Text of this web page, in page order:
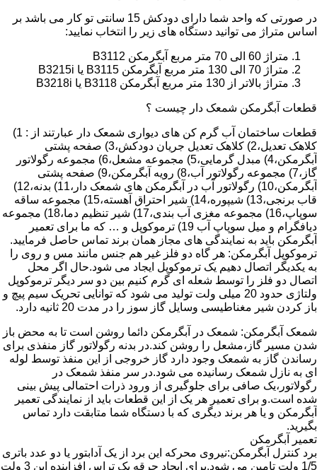
در صورتی که واحد شما دارای دودکش 15 سانتی تو کار می باشد بر
اساس متراژ می توانید دستگاه های زیر را انتخاب نمایید:
متراژ 60 الی 70 متر مربع آبگرمکن B3112
متراژ 70 الی 130 متر مربع آبگرمکن B3115 یا B3215i
متراژ بالاتر از 130 متر مربع آبگرمکن B3118 یا B3218i
قطعات آبگرمکن شمعک دار چیست ؟
قطعات ساختمان آب گرم کن های دیواری شمعک دار عبارتند از : 1)
کلاهک تعدیل،2) کلاهک تعدیل جریان دودکش،3) صفحه پشتی
آبگرمکن،4) مبدل گرمایی،5) مجموعه مشعل،6) مجموعه رگولاتور
گاز،7) مجموعه رگولاتور آب،8) رویه آبگرمکن،9) صفحه پشتی
آبگرمکن،10) رگولاتور آب در آبگرمکن های شمعک دار،11) بدنه،12)
قاب برنجی،13) شیپوره،14) شیر احتراق آهسته،15) مجموعه ساقه
سوپاپ،16) مجموعه مغزی آب بندی،17) شیر تنظیم دما،18) مجموعه
دیافگرام و میل سوپاپ آب 19) ترموکوپل و … که ما برای تعمیر
آبگرمکن باید به نمایندگی های مجاز همان برند تماس حاصل فرمایید.
ترموکوپل آبگرمکن: هر گاه دو فلز غیر هم جنس مانند مس و روی را
به یکدیگر اتصال دهیم یک ترموکوپل ایجاد می شود.حال اگر محل
اتصال دو فلز را توسط شعله ای گرم کنیم بین دو سر دیگر ترموکوپل
ولتاژی حدود 20 میلی ولت تولید می شود که توانایی تحریک سیم پیچ و
باز کردن شیر مغناطیسی وسایل گاز سوز را در مدت 20 ثانیه دارد.
شمعک آبگرمکن: شمعک در آبگرمکن دائما روشن است تا به محض باز
شدن مسیر گاز،مشعل را روشن کند.در بدنه رگولاتور گاز منفذی برای
رساندن گاز به شمعک وجود دارد گاز خروجی از این منفذ توسط لوله
ای به نازل شمعک رسانیده می شود.در سر منفذ شمعک در
رگولاتور،یک صافی برای جلوگیری از ورود ذرات احتمالی پیش بینی
شده است.و برای تعمیر هر یک از این قطعات باید از نمایندگی تعمیر
آبگرمکن و یا هر برند دیگری که با دستگاه شما متابقت دارد تماس
بگیرید.
تعمیر آبگرمکن
برد کنترل آبگرمکن:نیروی محرکه این برد از یک آدابتور یا دو عدد باتری
1/5 ولت تامین می شود.برای ایجاد جرقه یک تراس افزاینده این 3 ولت